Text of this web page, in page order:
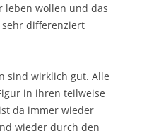
leben wollen und das
sehr differenziert
sind wirklich gut. Alle
in ihren teilweise
da immer wieder
wieder durch den